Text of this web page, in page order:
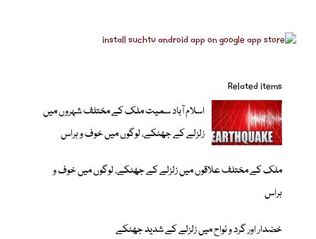
Related items
اسلام آباد سمیت ملک کے مختلف شہروں میں
زلزلے کے جھٹکے، لوگوں میں خوف و ہراس
ملک کے مختلف علاقوں میں زلزلے کے جھٹکے، لوگوں میں خوف و
ہراس
خضدار اور گرد و نواح میں زلزلے کے شدید جھٹکے